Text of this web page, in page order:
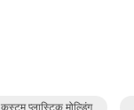
प्लास्टिक मोल्डिंग